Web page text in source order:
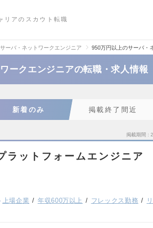
リアのスカウト転職
サーバ・ネットワークエンジニア 950万円以上のサーバ・
ークエンジニアの転職・求人情報
新着のみ 掲載終了間近
掲載期間
ラットフォームエンジニア
上場企業 年収600万以上 フレックス勤務